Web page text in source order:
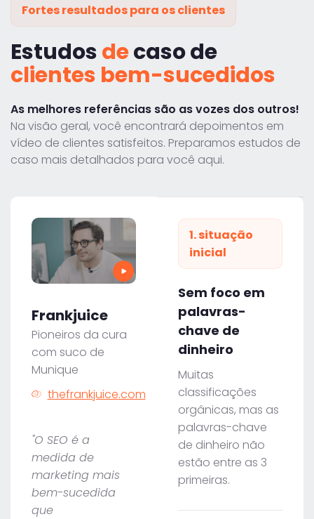
Fortes resultados para os clientes
Estudosdecaso de
clientes bem-sucedidos
As melhores referências são as vozes dos outros!
Na visão geral, você encontrará depoimentos em
vídeo de clientes satisfeitos. Preparamos estudos de
caso mais detalhados para você aqui.
Frankjuice
Pioneiros da cura
com suco de
Munique
thefrankjuice.com
"O SEO é a
medida de
marketing mais
bem-sucedida
que
1. situação
inicial
Sem foco em
palavras-
chave de
dinheiro
Muitas
classificações
orgânicas, mas as
palavras-chave
de dinheiro não
estão entre as 3
primeiras.